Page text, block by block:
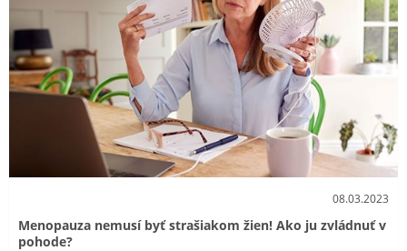
08.03.2023
Menopauza nemusí byť strašiakom žien! Ako ju zvládnuť v
pohode?